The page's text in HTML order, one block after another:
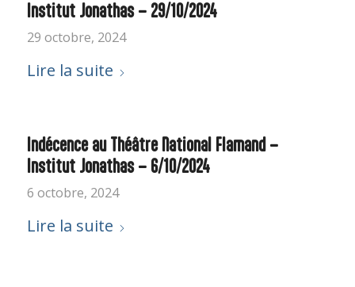
Institut Jonathas – 29/10/2024
29 octobre, 2024
Lire la suite
Indécence au Théâtre National Flamand –
Institut Jonathas – 6/10/2024
6 octobre, 2024
Lire la suite